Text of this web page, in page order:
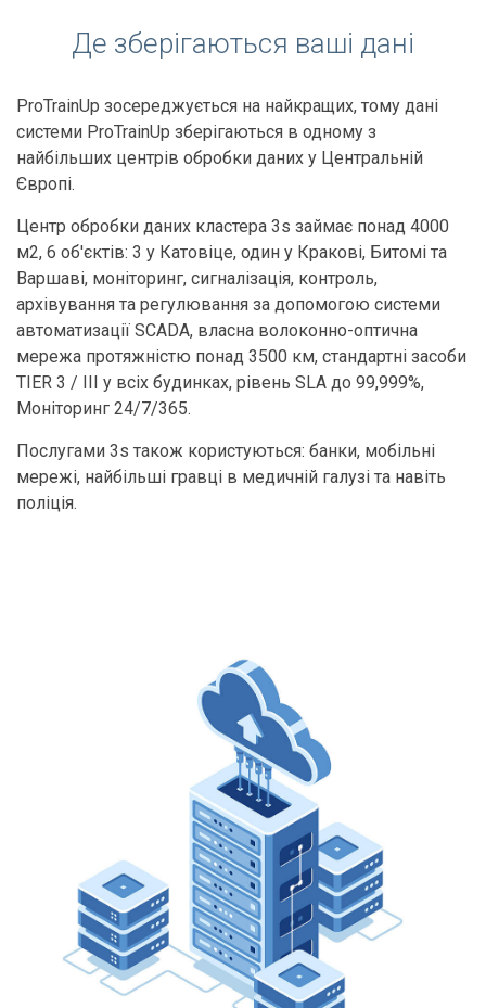
Де зберігаються ваші дані
ProTrainUp зосереджується на найкращих, тому дані
системи ProTrainUp зберігаються в одному з
найбільших центрів обробки даних у Центральній
Європі.
Центр обробки даних кластера 3s займає понад 4000
м2, 6 об'єктів: 3 у Катовіце, один у Кракові, Битомі та
Варшаві, моніторинг, сигналізація, контроль,
архівування та регулювання за допомогою системи
автоматизації SCADA, власна волоконно-оптична
мережа протяжністю понад 3500 км, стандартні засоби
TIER 3 / III у всіх будинках, рівень SLA до 99,999%,
Моніторинг 24/7/365.
Послугами 3s також користуються: банки, мобільні
мережі, найбільші гравці в медичній галузі та навіть
поліція.